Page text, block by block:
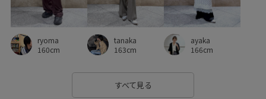
ryoma
160cm
tanaka
163cm
ayaka
166cm
すべて見る